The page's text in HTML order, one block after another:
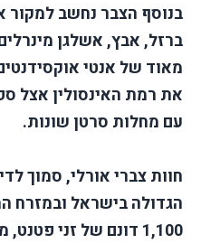
בנוסף הצבר נחשב למקור
ברזל, אבץ, אשלגן
מאוד של אנטי
את רמת האינסולין אצל
עם מחלות סרטן שונות.
חוות צברי אורלי, סמוך
הגדולה בישראל ובמזרח